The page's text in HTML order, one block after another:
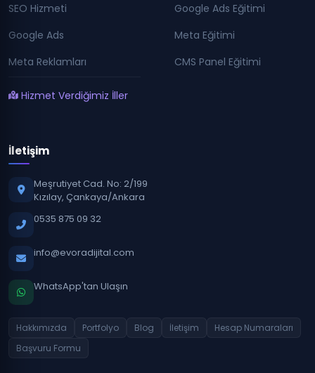
SEO Hizmeti
Google Ads
Meta Reklamları
Hizmet Verdiğimiz İller
Google Ads Eğitimi
Meta Eğitimi
CMS Panel Eğitimi
İletişim
Meşrutiyet Cad. No: 2/199
Kızılay, Çankaya/Ankara
0535 875 09 32
info@evoradijital.com
WhatsApp'tan Ulaşın
Hakkımızda Portfolyo Blog İletişim
Hesap Numaraları
Başvuru Formu